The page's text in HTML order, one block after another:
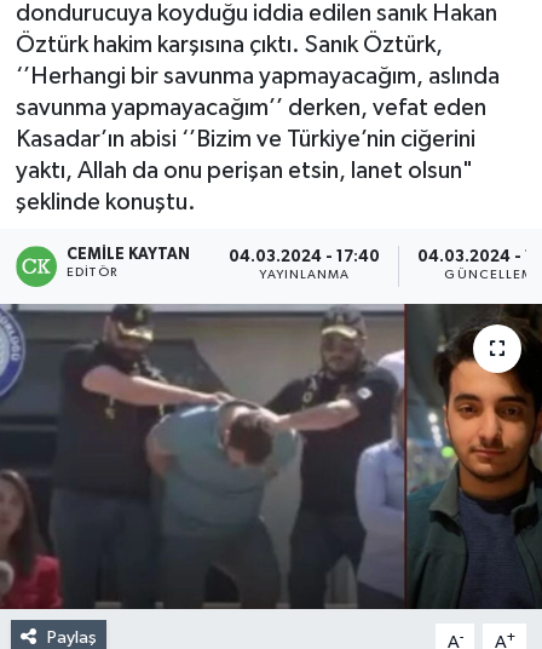
dondurucuya koyduğu iddia edilen sanık Hakan
Öztürk hakim karşısına çıktı. Sanık Öztürk,
‘’Herhangi bir savunma yapmayacağım, aslında
savunma yapmayacağım’’ derken, vefat eden
Kasadar’ın abisi ‘’Bizim ve Türkiye’nin ciğerini
yaktı, Allah da onu perişan etsin, lanet olsun"
şeklinde konuştu.
CEMILE KAYTAN
EDITÖR
04.03.2024 - 17:40
YAYINLANMA
04.03.2024 -
GÜNCELLEME
Paylaş A- A+